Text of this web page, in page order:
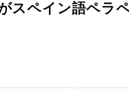
スペイン語ペラ